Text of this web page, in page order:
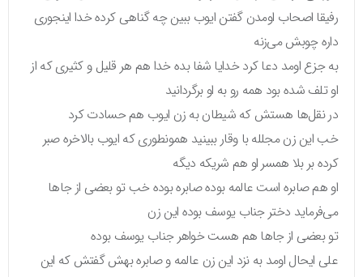
رفیقا اصحاب اومدن گفتن ایوب ببین چه گناهی کرده خدا اینجوری
داره چوبش می‌زنه
به جزع اومد دعا کرد خدایا شفا بده خدا هم هر قلیل و کثیری که از
او تلف شده بود همه رو به او برگردانید
در نقل‌ها هستش که شیطان به زن ایوب هم حسادت کرد
خب این زن مجلله با وقار ببینید همونطوری که ایوب بالاخره صبر
کرده بر بلا همسر او هم شریکه دیگه
او هم صابره است عالمه بوده صابره بوده خب تو بعضی از جاها
می‌فرماید دختر جناب یوسف بوده این زن
تو بعضی از جاها هم هست خواهر جناب یوسف بوده
علی ایحال اومد به نزد این زن عالمه و صابره بهش گفتش که این